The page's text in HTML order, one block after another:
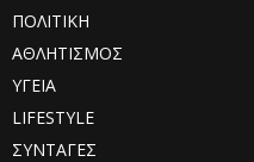
ΠΟΛΙΤΙΚΗ
ΑΘΛΗΤΙΣΜΟΣ
ΥΓΕΙΑ
LIFESTYLE
ΣΥΝΤΑΓΕΣ